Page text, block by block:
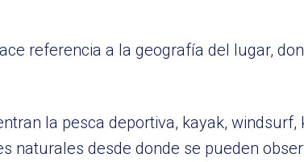
referencia a la geografía del lugar,
la pesca deportiva, kayak,
naturales desde donde se pueden